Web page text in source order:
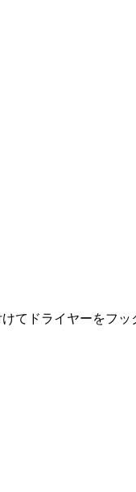
てドライヤーをフッ